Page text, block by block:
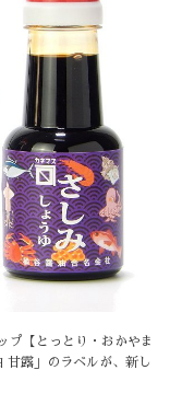
プ【とっとり・おかやま
甘露」のラベルが、新し